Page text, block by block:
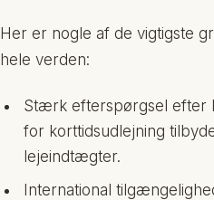
Her er nogle af de vigtigste
hele verden:
Stærk efterspørgsel efter
for korttidsudlejning
lejeindtægter.
International